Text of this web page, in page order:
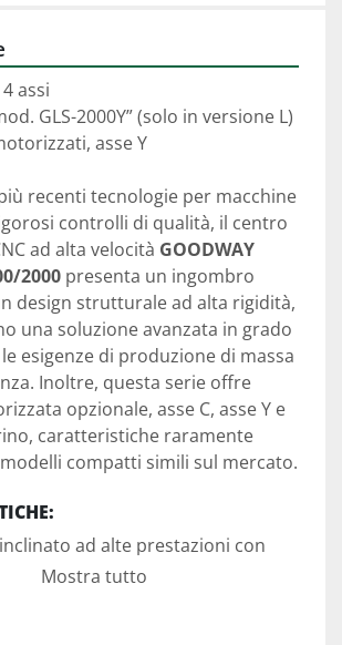
assi
GLS-2000Y” (solo in versione L)
asse Y
recenti tecnologie per macchine
controlli di qualità, il centro
ad alta velocità GOODWAY
2000 presenta un ingombro
design strutturale ad alta rigidità,
una soluzione avanzata in grado
esigenze di produzione di massa
Inoltre, questa serie offre
opzionale, asse C, asse Y e
caratteristiche raramente
compatti simili sul mercato.
ad alte prestazioni con
che occupa solo circa 4,5
complete di tornitura e
Mostra tutto